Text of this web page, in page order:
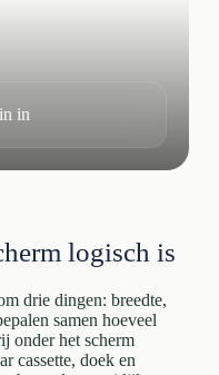
in
logisch is
drie dingen: breedte,
samen hoeveel
onder het scherm
cassette, doek en